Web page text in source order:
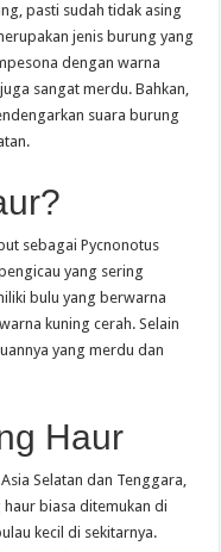
pasti sudah tidak asing
jenis burung yang
dengan warna
sangat merdu. Bahkan,
suara burung
sebagai Pycnonotus
yang sering
bulu yang berwarna
kuning cerah. Selain
yang merdu dan
Haur
Selatan dan Tenggara,
biasa ditemukan di
kecil di sekitarnya.